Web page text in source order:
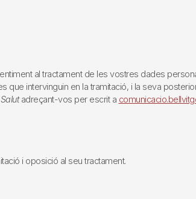
al tractament de les vostres dades
intervinguin en la tramitació, i la seva
adreçant-vos per escrit a
i oposició al seu tractament.